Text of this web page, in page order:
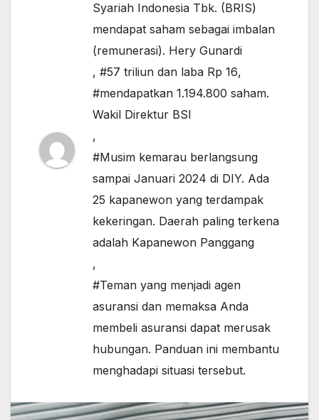
Syariah Indonesia Tbk. (BRIS)
mendapat saham sebagai imbalan
(remunerasi). Hery Gunardi
, #57 triliun dan laba Rp 16,
#mendapatkan 1.194.800 saham.
Wakil Direktur BSI
,
#Musim kemarau berlangsung
sampai Januari 2024 di DIY. Ada
25 kapanewon yang terdampak
kekeringan. Daerah paling terkena
adalah Kapanewon Panggang
,
#Teman yang menjadi agen
asuransi dan memaksa Anda
membeli asuransi dapat merusak
hubungan. Panduan ini membantu
menghadapi situasi tersebut.